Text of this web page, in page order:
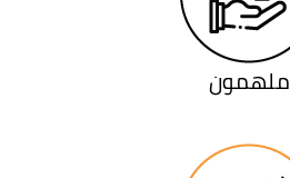
ملهمون